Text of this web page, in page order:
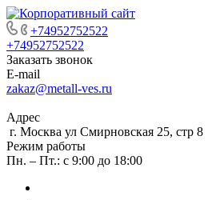
+74952752522
+74952752522
Заказать звонок
E-mail
zakaz@metall-ves.ru
Адрес
г. Москва ул Смирновская 25, стр 8
Режим работы
Пн. – Пт.: с 9:00 до 18:00